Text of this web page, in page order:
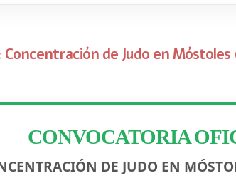
de Judo en
CONVOCATORIA
DE JUDO EN